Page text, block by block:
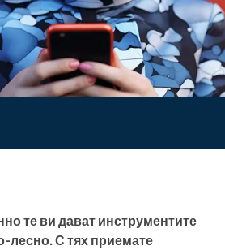
Прочетете повече
те ви дават инструментите
лесно. С тях приемате